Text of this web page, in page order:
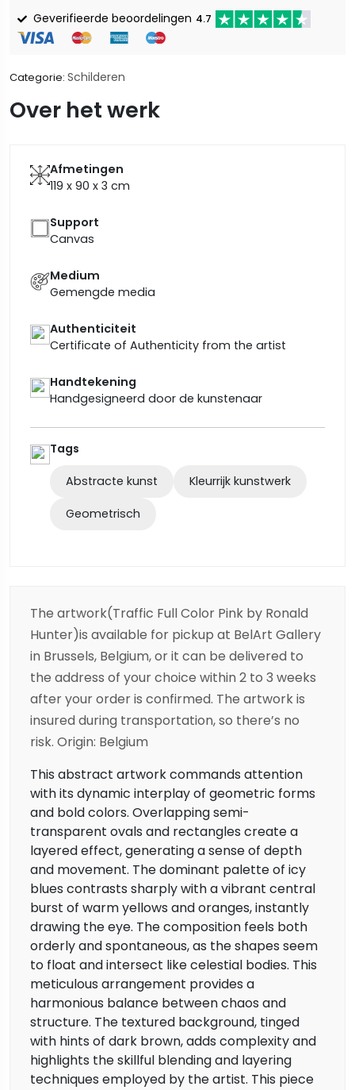
Geverifieerde beoordelingen 4.7
Categorie: Schilderen
Over het werk
Afmetingen
119 x 90 x 3 cm
Support
Canvas
Medium
Gemengde media
Authenticiteit
Certificate of Authenticity from the artist
Handtekening
Handgesigneerd door de kunstenaar
Tags
Abstracte kunst Kleurrijk kunstwerk
Geometrisch
The artwork(Traffic Full Color Pink by Ronald
Hunter)is available for pickup at BelArt Gallery
in Brussels, Belgium, or it can be delivered to
the address of your choice within 2 to 3 weeks
after your order is confirmed. The artwork is
insured during transportation, so there’s no
risk. Origin: Belgium
This abstract artwork commands attention
with its dynamic interplay of geometric forms
and bold colors. Overlapping semi-
transparent ovals and rectangles create a
layered effect, generating a sense of depth
and movement. The dominant palette of icy
blues contrasts sharply with a vibrant central
burst of warm yellows and oranges, instantly
drawing the eye. The composition feels both
orderly and spontaneous, as the shapes seem
to float and intersect like celestial bodies. This
meticulous arrangement provides a
harmonious balance between chaos and
structure. The textured background, tinged
with hints of dark brown, adds complexity and
highlights the skillful blending and layering
techniques employed by the artist. This piece